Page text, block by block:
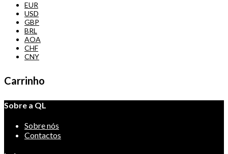
EUR
USD
GBP
BRL
AOA
CHF
CNY
Carrinho
Sobre a QL
Sobre nós
Contactos